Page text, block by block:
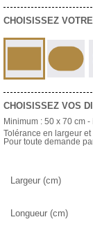
CHOISISSEZ
CHOISISSEZ VOS
Minimum : 50 x 70 cm -
Tolérance en largeur
Pour toute demande
Largeur (cm)
Longueur (cm)